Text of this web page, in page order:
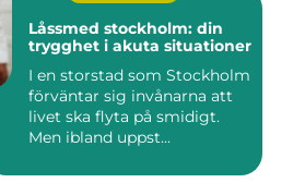
Låssmed stockholm: din
trygghet i akuta situationer
I en storstad som Stockholm
förväntar sig invånarna att
livet ska flyta på smidigt.
Men ibland uppst...